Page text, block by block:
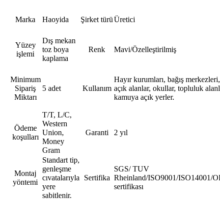
Marka Haoyida Şirket türüÜretici
Yüzey
işlemi
Dış mekan
toz boya
kaplama
Renk Mavi/Özelleştirilmiş
Minimum
Sipariş
Miktarı
5 adet Kullanım
Hayır kurumları, bağış
açık alanlar, okullar, topluluk
kamuya açık yerler.
Ödeme
koşulları
T/T, L/C,
Western
Union,
Money
Gram
Garanti 2 yıl
Montaj
yöntemi
Standart tip,
genleşme
cıvatalarıyla
yere
sabitlenir.
Sertifika
SGS/ TUV
Rheinland/ISO9001/ISO14001/
sertifikası